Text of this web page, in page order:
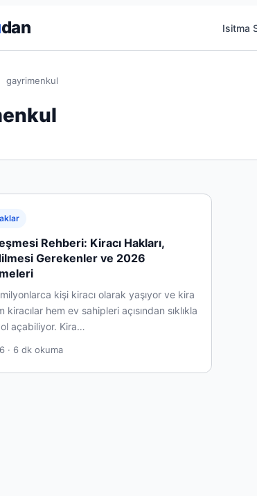
dan Isitma
gayrimenkul
Rehberi: Kiracı Hakları,
Gerekenler ve 2026
kişi kiracı olarak yaşıyor ve kira
kiracılar hem ev sahipleri açısından sıklıkla
açabiliyor. Kira…
· 6 dk okuma